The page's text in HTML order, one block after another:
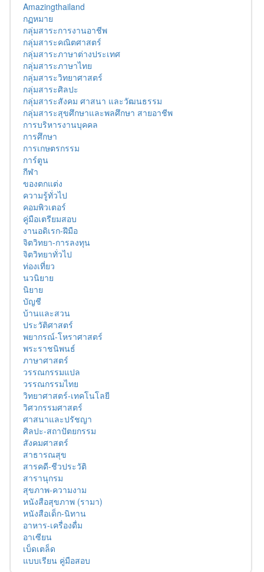
Amazingthailand
กฏหมาย
กลุ่มสาระการงานอาชีพ
กลุ่มสาระคณิตศาสตร์
กลุ่มสาระภาษาต่างประเทศ
กลุ่มสาระภาษาไทย
กลุ่มสาระวิทยาศาสตร์
กลุ่มสาระศิลปะ
กลุ่มสาระสังคม ศาสนา และวัฒนธรรม
กลุ่มสาระสุขศึกษาและพลศึกษา สายอาชีพ
การบริหารงานบุคคล
การศึกษา
การเกษตรกรรม
การ์ตูน
กีฬา
ของตกแต่ง
ความรู้ทั่วไป
คอมพิวเตอร์
คู่มือเตรียมสอบ
งานอดิเรก-ฝีมือ
จิตวิทยา-การลงทุน
จิตวิทยาทั่วไป
ท่องเที่ยว
นวนิยาย
นิยาย
บัญชี
บ้านและสวน
ประวัติศาสตร์
พยากรณ์-โหราศาสตร์
พระราชนิพนธ์
ภาษาศาสตร์
วรรณกรรมแปล
วรรณกรรมไทย
วิทยาศาสตร์-เทคโนโลยี
วิศวกรรมศาสตร์
ศาสนาและปรัชญา
ศิลปะ-สถาปัตยกรรม
สังคมศาสตร์
สาธารณสุข
สารคดี-ชีวประวัติ
สารานุกรม
สุขภาพ-ความงาม
หนังสือสุขภาพ (รามา)
หนังสือเด็ก-นิทาน
อาหาร-เครื่องดื่ม
อาเซียน
เบ็ดเตล็ด
แบบเรียน คู่มือสอบ